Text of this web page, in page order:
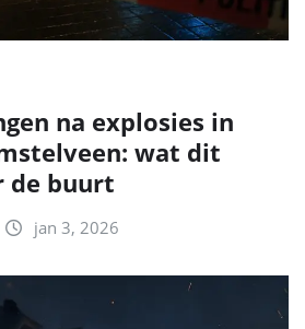
na explosies in
wat dit
de buurt
jan 3, 2026